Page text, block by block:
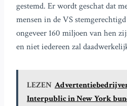
gestemd. Er wordt geschat dat
mensen in de VS
ongeveer 160 miljoen van hen
en niet iedereen zal
LEZEN
Interpublic in New York